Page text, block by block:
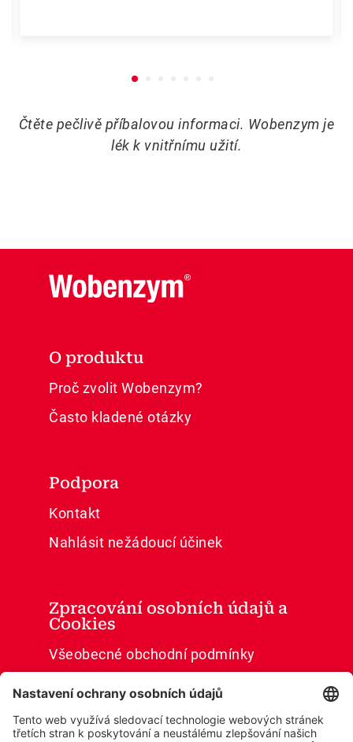
Čtěte pečlivě příbalovou informaci. Wobenzym je
lék k vnitřnímu užití.
O produktu
Proč zvolit Wobenzym?
Často kladené otázky
Podpora
Kontakt
Nahlásit nežádoucí účinek
Zpracování osobních údajů a
Cookies
Všeobecné obchodní podmínky
Ochrana osobních údajů
Cookies